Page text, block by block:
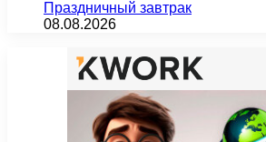
Праздничный завтрак
08.08.2026